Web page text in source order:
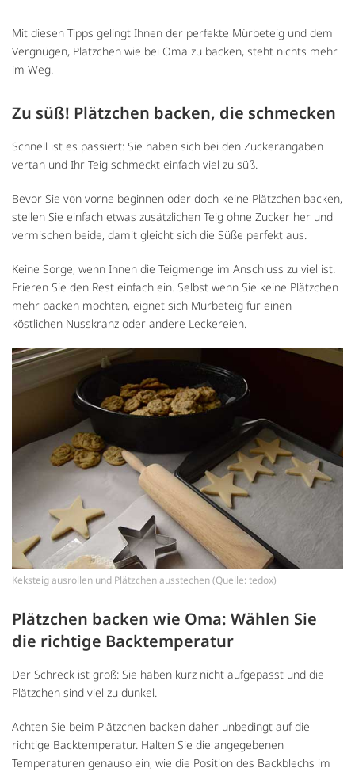
Mit diesen Tipps gelingt Ihnen der perfekte Mürbeteig und dem
Vergnügen, Plätzchen wie bei Oma zu backen, steht nichts mehr
im Weg.
Zu süß! Plätzchen backen, die schmecken
Schnell ist es passiert: Sie haben sich bei den Zuckerangaben
vertan und Ihr Teig schmeckt einfach viel zu süß.
Bevor Sie von vorne beginnen oder doch keine Plätzchen backen,
stellen Sie einfach etwas zusätzlichen Teig ohne Zucker her und
vermischen beide, damit gleicht sich die Süße perfekt aus.
Keine Sorge, wenn Ihnen die Teigmenge im Anschluss zu viel ist.
Frieren Sie den Rest einfach ein. Selbst wenn Sie keine Plätzchen
mehr backen möchten, eignet sich Mürbeteig für einen
köstlichen Nusskranz oder andere Leckereien.
Keksteig ausrollen und Plätzchen ausstechen (Quelle: tedox)
Plätzchen backen wie Oma: Wählen Sie
die richtige Backtemperatur
Der Schreck ist groß: Sie haben kurz nicht aufgepasst und die
Plätzchen sind viel zu dunkel.
Achten Sie beim Plätzchen backen daher unbedingt auf die
richtige Backtemperatur. Halten Sie die angegebenen
Temperaturen genauso ein, wie die Position des Backblechs im